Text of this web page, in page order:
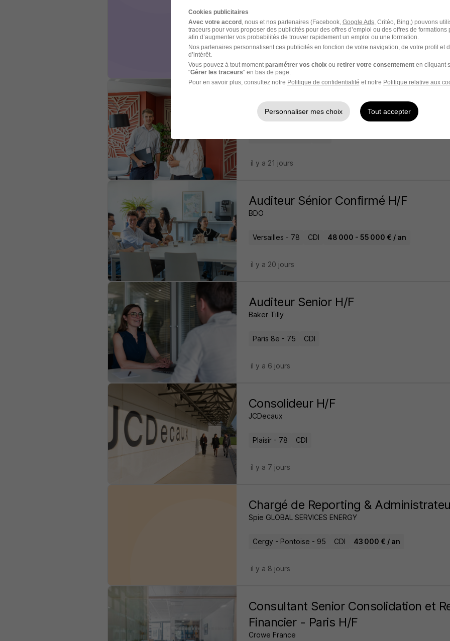
Paris 2e - 75 CDI
il y a 29 jours
Responsable de Dossiers
In Extenso
il y a 21 jours
Auditeur Sénior Confirmé H/F
BDO
Versailles - 78 CDI 48 000 - 55 000 € / an
il y a 20 jours
Auditeur Senior H/F
Baker Tilly
Paris 8e - 75 CDI
il y a 6 jours
Consolideur H/F
JCDecaux
Plaisir - 78 CDI
il y a 7 jours
Chargé de Reporting &
Spie GLOBAL SERVICES ENERGY
Cergy - Pontoise - 95 CDI 43 000 € / an
il y a 8 jours
Consultant Senior Consolidation et
Financier - Paris H/F
Crowe France
Cookies publicitaires
Avec votre accord, nous et nos partenaires (Facebook, Google Ads, Critéo, Bing,) pouvons
traceurs pour vous proposer des publicités pour des offres d’emploi ou des offres de formations
afin d’augmenter vos probabilités de trouver rapidement un emploi ou une formation.
Nos partenaires personnalisent ces publicités en fonction de votre navigation, de votre profil et
d’intérêt.
Vous pouvez à tout moment paramétrer vos choix ou retirer votre consentementen cliquant
"Gérer les traceurs" en bas de page.
Pour en savoir plus, consultez notre Politique de confidentialité et notre Politique relative aux
Personnaliser mes choix Tout accepter